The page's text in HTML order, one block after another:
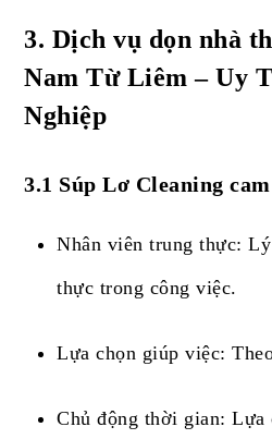
3. Dịch vụ dọn nhà
Nam Từ Liêm – Uy
Nghiệp
3.1 Súp Lơ Cleaning
Nhân viên trung thực:
thực trong công việc.
Lựa chọn giúp việc:
Chủ động thời gian: Lựa